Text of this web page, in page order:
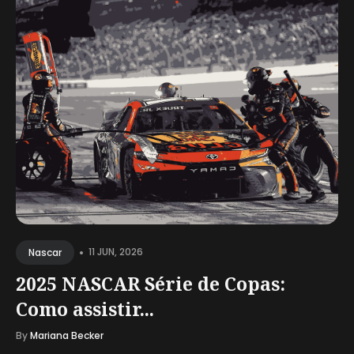
Nascar • 11 JUN, 2026
2025 NASCAR Série de Copas:
Como assistir...
ByMariana Becker